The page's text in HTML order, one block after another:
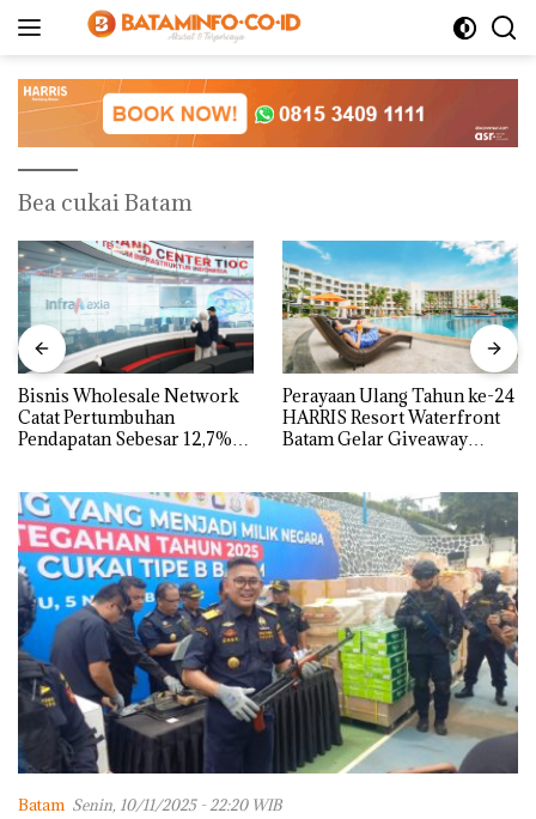
Bea cukai Batam
Bisnis Wholesale Network
Catat Pertumbuhan
Pendapatan Sebesar 12,7%
Perayaan Ulang Tahun ke-24
HARRIS Resort Waterfront
Batam Gelar Giveaway
Batam Senin, 10/11/2025 - 22:20 WIB